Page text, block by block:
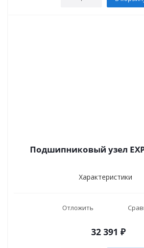
Подшипниковый узел
Характеристики
Отложить
32 391 ₽